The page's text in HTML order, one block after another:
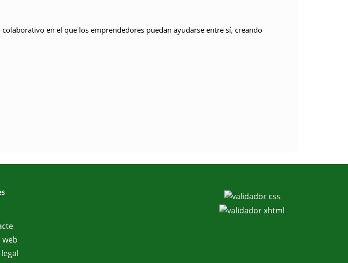
colaborativoen el que los emprendedores puedan ayudarse entre sí, creando
web